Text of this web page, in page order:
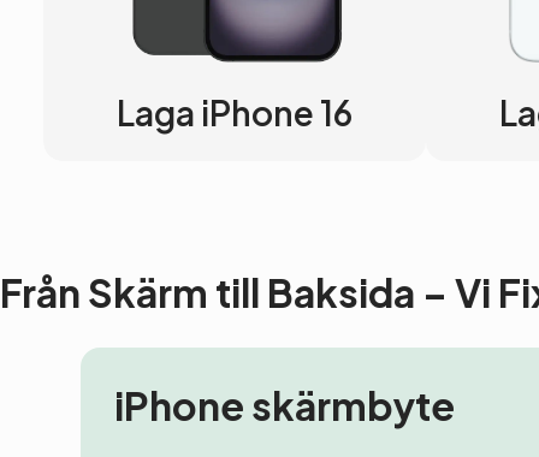
Laga iPhone 16
Från Skärm till Baksida – Vi
iPhone skärmbyte